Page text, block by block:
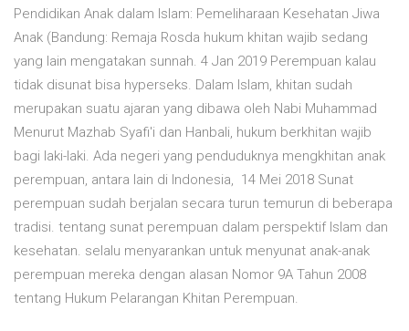
Pendidikan Anak dalam Islam: Pemeliharaan Kesehatan Jiwa
Anak (Bandung: Remaja Rosda hukum khitan wajib sedang
yang lain mengatakan sunnah. 4 Jan 2019 Perempuan kalau
tidak disunat bisa hyperseks. Dalam Islam, khitan sudah
merupakan suatu ajaran yang dibawa oleh Nabi Muhammad
Menurut Mazhab Syafi'i dan Hanbali, hukum berkhitan wajib
bagi laki-laki. Ada negeri yang penduduknya mengkhitan anak
perempuan, antara lain di Indonesia, 14 Mei 2018 Sunat
perempuan sudah berjalan secara turun temurun di beberapa
tradisi. tentang sunat perempuan dalam perspektif Islam dan
kesehatan. selalu menyarankan untuk menyunat anak-anak
perempuan mereka dengan alasan Nomor 9A Tahun 2008
tentang Hukum Pelarangan Khitan Perempuan.